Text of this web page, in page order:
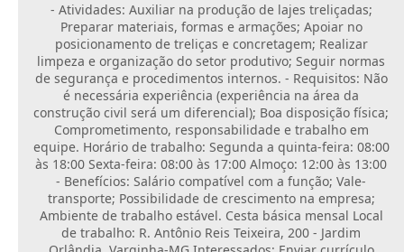
- Atividades: Auxiliar na produção de lajes treliçadas;
Preparar materiais, formas e armações; Apoiar no
posicionamento de treliças e concretagem; Realizar
limpeza e organização do setor produtivo; Seguir normas
de segurança e procedimentos internos. - Requisitos: Não
é necessária experiência (experiência na área da
construção civil será um diferencial); Boa disposição física;
Comprometimento, responsabilidade e trabalho em
equipe. Horário de trabalho: Segunda a quinta-feira: 08:00
às 18:00 Sexta-feira: 08:00 às 17:00 Almoço: 12:00 às 13:00
- Benefícios: Salário compatível com a função; Vale-
transporte; Possibilidade de crescimento na empresa;
Ambiente de trabalho estável. Cesta básica mensal Local
de trabalho: R. Antônio Reis Teixeira, 200 - Jardim